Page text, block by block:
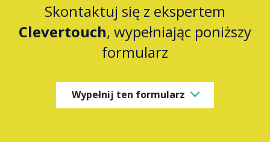
Skontaktuj się z ekspertem
Clevertouch, wypełniając poniższy
formularz
Wypełnij ten formularz